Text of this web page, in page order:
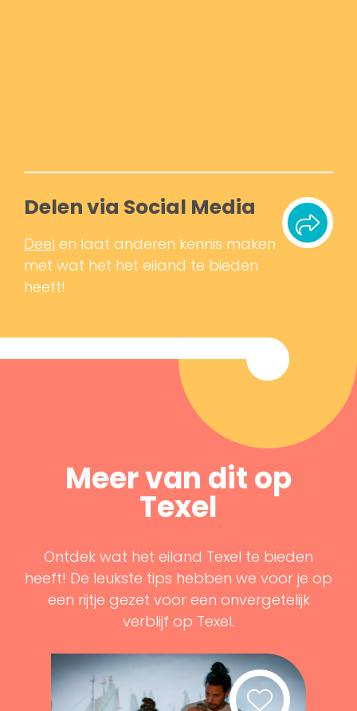
Delen via Social Media
Deel en laat anderen kennis maken
met wat het het eiland te bieden
heeft!
Meer van dit op
Texel
Ontdek wat het eiland Texel te bieden
heeft! De leukste tips hebben we voor je op
een rijtje gezet voor een onvergetelijk
verblijf op Texel.